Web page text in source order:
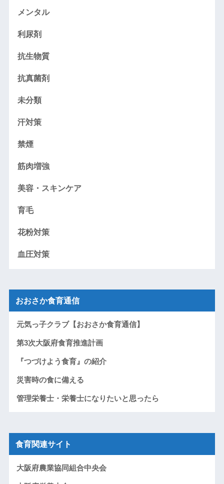
メンタル
利尿剤
抗生物質
抗真菌剤
未分類
汗対策
禁煙
筋肉増強
美容・スキンケア
育毛
花粉対策
血圧対策
おおさか食育通信
元気っ子クラブ【おおさか食育通信】
第3次大阪府食育推進計画
『つづけよう食育』の紹介
災害時の食に備える
管理栄養士・栄養士になりたいと思ったら
食育関連サイト
大阪府農業協同組合中央会